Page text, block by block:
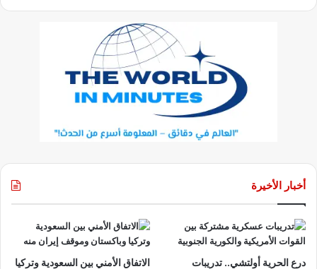
أخبار الأخيرة
درع الحرية أولتشي.. تدريبات
الاتفاق الأمني بين السعودية وتركيا